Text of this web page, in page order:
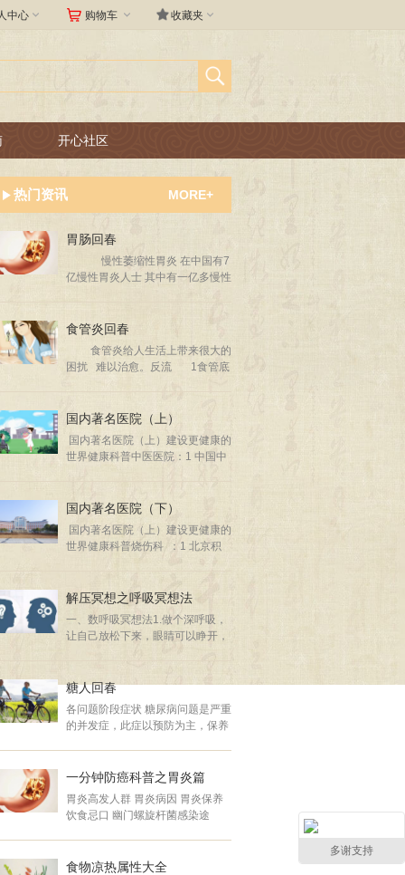
中心  购物车  收藏夹 
开心社区
热门资讯 MORE+
胃肠回春
慢性萎缩性胃炎 在中国有7
亿慢性胃炎人士 其中有一亿多慢性
食管炎回春
食管炎给人生活上带来很大的
困扰 难以治愈。反流 1食管底
入食管 （吃超过八成饱容易发
生） 3喝热液体（包括热中药
热稀粥) 4长期精神 ...
国内著名医院（上）
国内著名医院（上）建设更健康的
世界健康科普中医医院：1 中国中
天津中医药大学第一附属医院5 中
国中医科学院西苑医院6 广西中医
药大学第一附属医院7 北京市中医
院8 北京中医药大学东直门医院9
安徽中医药大学第一附属医院10
上海中医药大学附属曙光医院11
河南中医药大学第一附属医院12
西安市中医院13 辽宁中医药大学
附属医院14 湖南中医药大学第一
国内著名医院（下）
国内著名医院（上）建设更健康的
世界健康科普烧伤科 ：1 北京积
川大学华西医院6 甘肃人民医院7
西安西京医院8 天津第四医院9 广
州中山医院10 湖南湘雅医院11 南
昌大学一附院12 安徽医科大一附
属第一医院15 第三军医大学附属
西南医院呼吸科 ：1 武汉同济医
院2 广州医科大附一医院3 北京协
和医院4 重庆新桥医院5 北京
解压冥想之呼吸冥想法
一、数呼吸冥想法1.做个深呼吸，
让自己放松下来，眼睛可以睁开，
围的东西。3.把注意力集中在你的
呼吸上，从每一次呼吸的开始到结
束。4.在呼吸的同时轻轻地数自己
呼吸的次数，数到十即可，然后再
从一开始重新数。如果数到一半走
糖人回春
各问题阶段症状 糖尿病问题是严重
的并发症，此症以预防为主，保养
现早控制可以拖延发作糖尿病几
年，据北京名医介绍此症如拖到70
岁再发生 以现在医疗技术 可保证
生活不受影响！ 高可能性人
群 &nbs ... ... ... ... ... ... ... ... ... ...
一分钟防癌科普之胃炎篇
胃炎高发人群 胃炎病因 胃炎保养
饮食忌口 幽门螺旋杆菌感染途
食物凉热属性大全
多谢支持